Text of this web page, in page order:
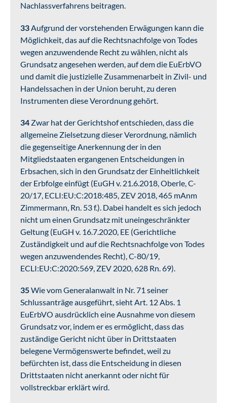
Nachlassverfahrens beitragen.
33 Aufgrund der vorstehenden Erwägungen kann die
Möglichkeit, das auf die Rechtsnachfolge von Todes
wegen anzuwendende Recht zu wählen, nicht als
Grundsatz angesehen werden, auf dem die EuErbVO
und damit die justizielle Zusammenarbeit in Zivil- und
Handelssachen in der Union beruht, zu deren
Instrumenten diese Verordnung gehört.
34 Zwar hat der Gerichtshof entschieden, dass die
allgemeine Zielsetzung dieser Verordnung, nämlich
die gegenseitige Anerkennung der in den
Mitgliedstaaten ergangenen Entscheidungen in
Erbsachen, sich in den Grundsatz der Einheitlichkeit
der Erbfolge einfügt (EuGH v. 21.6.2018, Oberle, C-
20/17, ECLI:EU:C:2018:485, ZEV 2018, 465 mAnm
Zimmermann, Rn. 53 f.). Dabei handelt es sich jedoch
nicht um einen Grundsatz mit uneingeschränkter
Geltung (EuGH v. 16.7.2020, EE (Gerichtliche
Zuständigkeit und auf die Rechtsnachfolge von Todes
wegen anzuwendendes Recht), C-80/19,
ECLI:EU:C:2020:569, ZEV 2020, 628 Rn. 69).
35Wie vom Generalanwalt in Nr. 71 seiner
Schlussanträge ausgeführt, sieht Art. 12 Abs. 1
EuErbVO ausdrücklich eine Ausnahme von diesem
Grundsatz vor, indem er es ermöglicht, dass das
zuständige Gericht nicht über in Drittstaaten
belegene Vermögenswerte befindet, weil zu
befürchten ist, dass die Entscheidung in diesen
Drittstaaten nicht anerkannt oder nicht für
vollstreckbar erklärt wird.